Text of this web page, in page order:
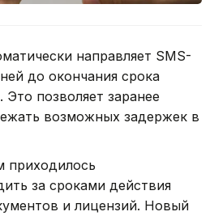
направляет SMS-
до окончания срока
позволяет заранее
возможных задержек в
приходилось
за сроками действия
и лицензий. Новый